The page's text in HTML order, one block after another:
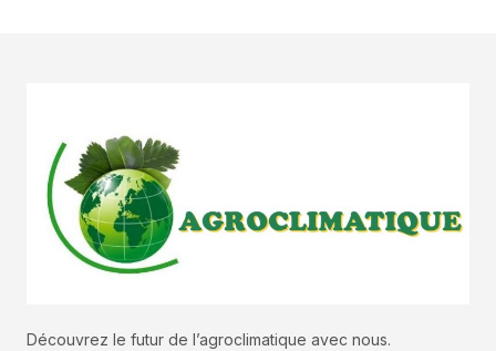
Découvrez le futur de l’agroclimatique avec nous.